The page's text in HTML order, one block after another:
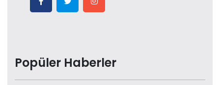
Popüler Haberler